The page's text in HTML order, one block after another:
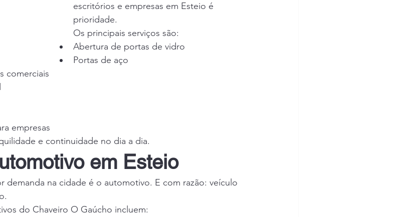
escritórios e empresas em Esteio é
prioridade.
Os principais serviços são:
Abertura de portas de vidro
Portas de aço
comerciais
empresas
e continuidade no dia a dia.
em Esteio
demanda na cidade é o automotivo. E com razão: veículo
do Chaveiro O Gaúcho incluem: